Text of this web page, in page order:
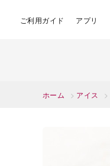
ご利用ガイド アプリ
ホーム > アイス >